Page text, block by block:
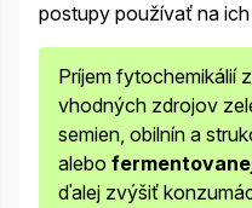
postupy používať na
Príjem fytochemikálií
vhodných zdrojov
semien, obilnín a
alebo
ďalej zvýšiť